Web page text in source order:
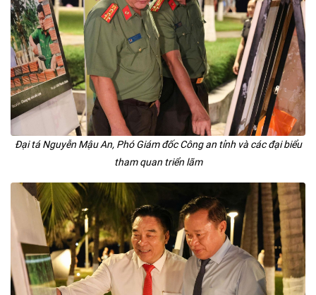
Đại tá Nguyễn Mậu An, Phó Giám đốc Công an tỉnh và các đại biểu
tham quan triển lãm